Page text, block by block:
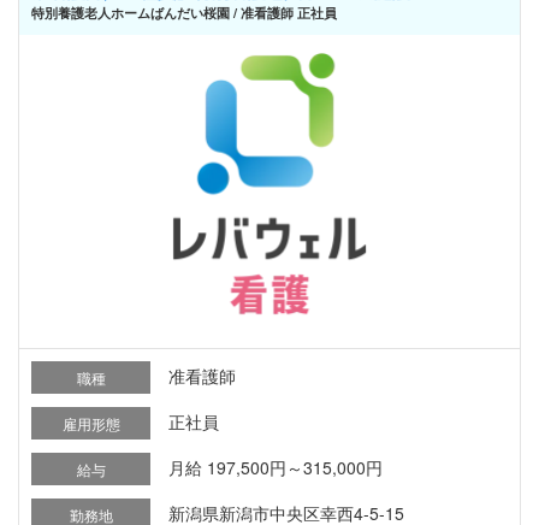
特別養護老人ホームばんだい桜園 / 准看護師 正社員
職種 准看護師
雇用形態 正社員
給与 月給 197,500円～315,000円
勤務地 新潟県新潟市中央区幸西4-5-15